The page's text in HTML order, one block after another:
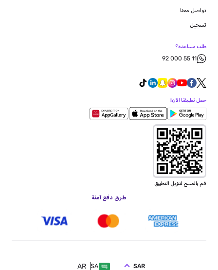
تواصل معنا
تسجيل
طلب مساعدة؟
92 000 55 11
حمل تطبيقنا الآن!
قم بالمسح لتنزيل التطبيق
طرق دفع آمنة
SA
AR SAR